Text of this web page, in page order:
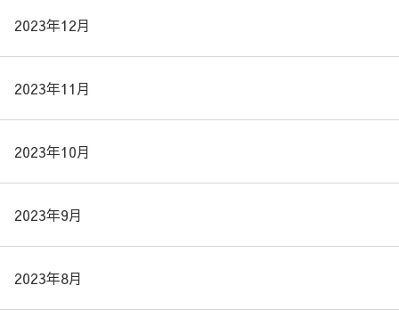
2023年12月
2023年11月
2023年10月
2023年9月
2023年8月